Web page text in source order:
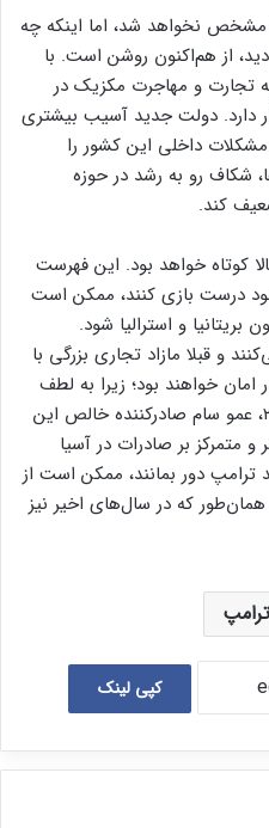
نخواهد شد، اما اینکه چه
از هم‌اکنون روشن است. با
تجارت و مهاجرت مکزیک در
دولت جدید آسیب بیشتری
داخلی این کشور را
شکاف رو به رشد در حوزه
کند.
کوتاه خواهد بود. این فهرست
درست بازی کنند، ممکن است
و استرالیا شود.
و قبلا مازاد تجاری بزرگی با
امان خواهند بود؛ زیرا به لطف
افزایش تولید نفت شیل از سال۲۰۲۱، عمو سام صادرکننده خالص این
بر صادرات در آسیا
ترامپ دور بمانند، ممکن است از
که در سال‌های اخیر نیز
ترامپ
کپی لینک